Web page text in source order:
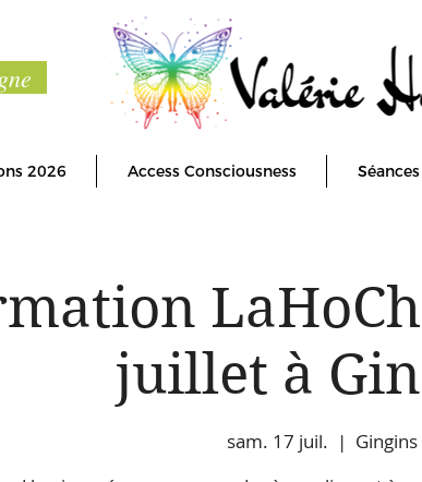
2026 Access Consciousness Séances
juillet à
sam. 17 juil.
  |
Gingins